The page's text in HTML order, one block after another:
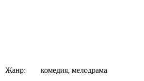
Жанр: комедия, мелодрама